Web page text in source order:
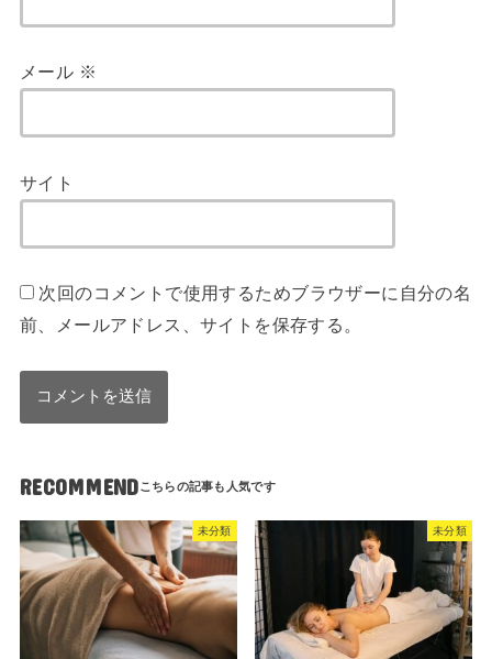
メール ※
サイト
次回のコメントで使用するためブラウザーに自分の名
前、メールアドレス、サイトを保存する。
RECOMMEND
未分類 未分類